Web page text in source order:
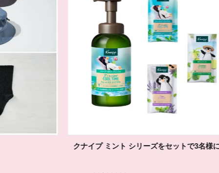
クナイプ ミント シリーズをセットで3名様に！